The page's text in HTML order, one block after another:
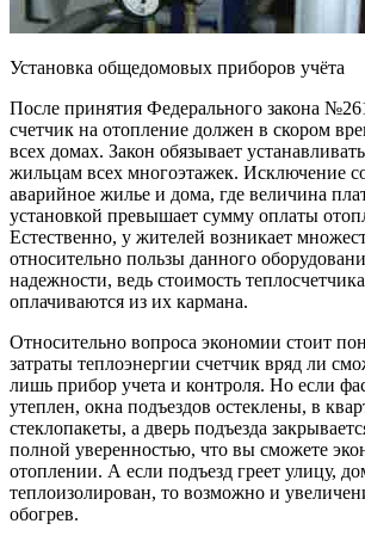
Установка общедомовых приборов учёта
После принятия Федерального закона
счетчик на отопление должен в скором
всех домах. Закон обязывает
жильцам всех многоэтажек. Исключение
аварийное жилье и дома, где величина
установкой превышает сумму оплаты
Естественно, у жителей возникает
относительно пользы данного
надежности, ведь стоимость
оплачиваются из их кармана.
Относительно вопроса экономии стоит
затраты теплоэнергии счетчик вряд ли
лишь прибор учета и контроля. Но если
утеплен, окна подъездов остеклены, в
стеклопакеты, а дверь подъезда
полной уверенностью, что вы сможете
отоплении. А если подъезд греет улицу,
теплоизолирован, то возможно и
обогрев.